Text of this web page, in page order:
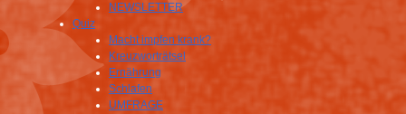
NEWSLETTER
Quiz
Macht impfen krank?
Kreuzworträtsel
Ernährung
Schlafen
UMFRAGE